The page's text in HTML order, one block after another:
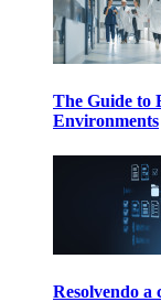
The Guide to
Environments
Resolvendo a